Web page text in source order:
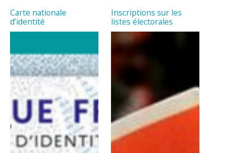
Carte nationale
d’identité
Inscriptions sur les
listes électorales